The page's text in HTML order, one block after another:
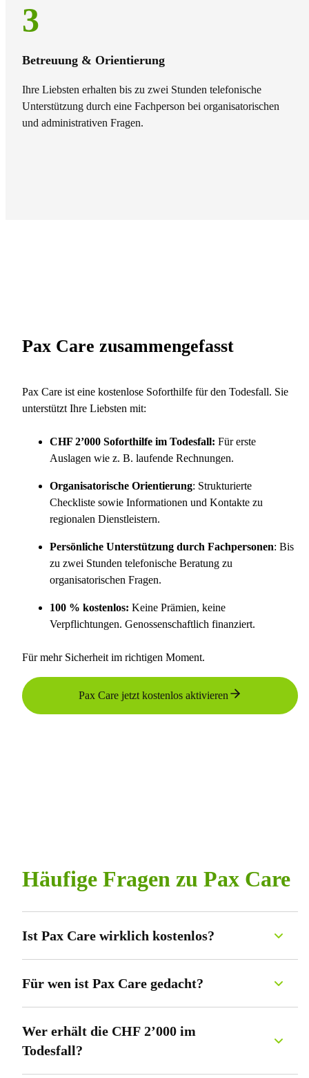
3
Betreuung & Orientierung
Ihre Liebsten erhalten bis zu zwei Stunden telefonische
Unterstützung durch eine Fachperson bei organisatorischen
und administrativen Fragen.
Pax Care zusammengefasst
Pax Care ist eine kostenlose Soforthilfe für den Todesfall. Sie
unterstützt Ihre Liebsten mit:
CHF 2’000 Soforthilfe im Todesfall: Fürerste
Auslagen wie z. B. laufende Rechnungen.
Organisatorische Orientierung: Strukturierte
Checkliste sowie Informationen und Kontakte zu
regionalen Dienstleistern.
Persönliche Unterstützung durch Fachpersonen: Bis
zu zwei Stunden telefonische Beratung zu
organisatorischen Fragen.
100 % kostenlos: Keine Prämien, keine
Verpflichtungen. Genossenschaftlich finanziert.
Für mehr Sicherheit im richtigen Moment.
Pax Care jetzt kostenlos aktivieren
Häufige Fragen zu Pax Care
Ist Pax Care wirklich kostenlos?
und keine Verpflichtungen.
Für wen ist Pax Care gedacht?
zwischen 18 und 64 Jahren, die Menschen entlasten möchten, die
ihnen wichtig sind – unabhängig davon, ob sie verwandt sind oder
nicht.
Wer erhält die CHF 2’000 im
Todesfall?